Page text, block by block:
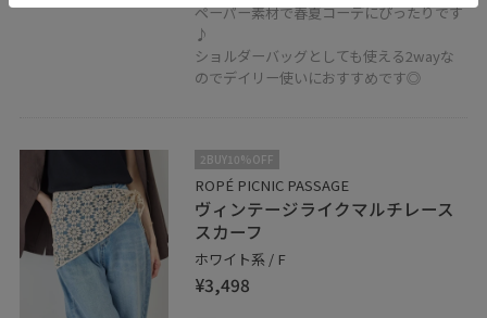
ペーパー素材で春夏コーデにぴったりです
♪
ショルダーバッグとしても使える2wayな
のでデイリー使いにおすすめです◎
2BUY10%OFF
ROPÉ PICNIC PASSAGE
ヴィンテージライクマルチレース
スカーフ
ホワイト系 / F
¥3,498